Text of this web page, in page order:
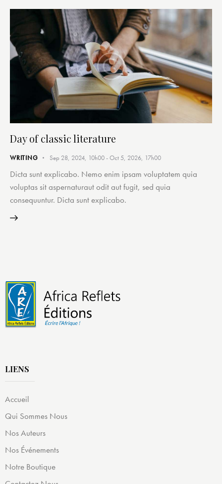
Day of classic literature
WRITING Sep 28, 2024, 10h00-Oct 5, 2026, 17h00
Dicta sunt explicabo. Nemo enim ipsam voluptatem quia
voluptas sit aspernaturaut odit aut fugit, sed quia
consequuntur. Dicta sunt explicabo.
LIENS
Accueil
Qui Sommes Nous
Nos Auteurs
Nos Événements
Notre Boutique